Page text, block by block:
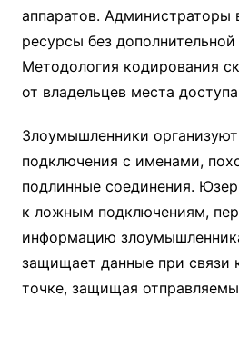
аппаратов.
ресурсы без
Методология кодирования
от владельцев места
Злоумышленники
подключения с именами,
подлинные соединения.
к ложным подключениям,
информацию
защищает данные при связи
точке, защищая